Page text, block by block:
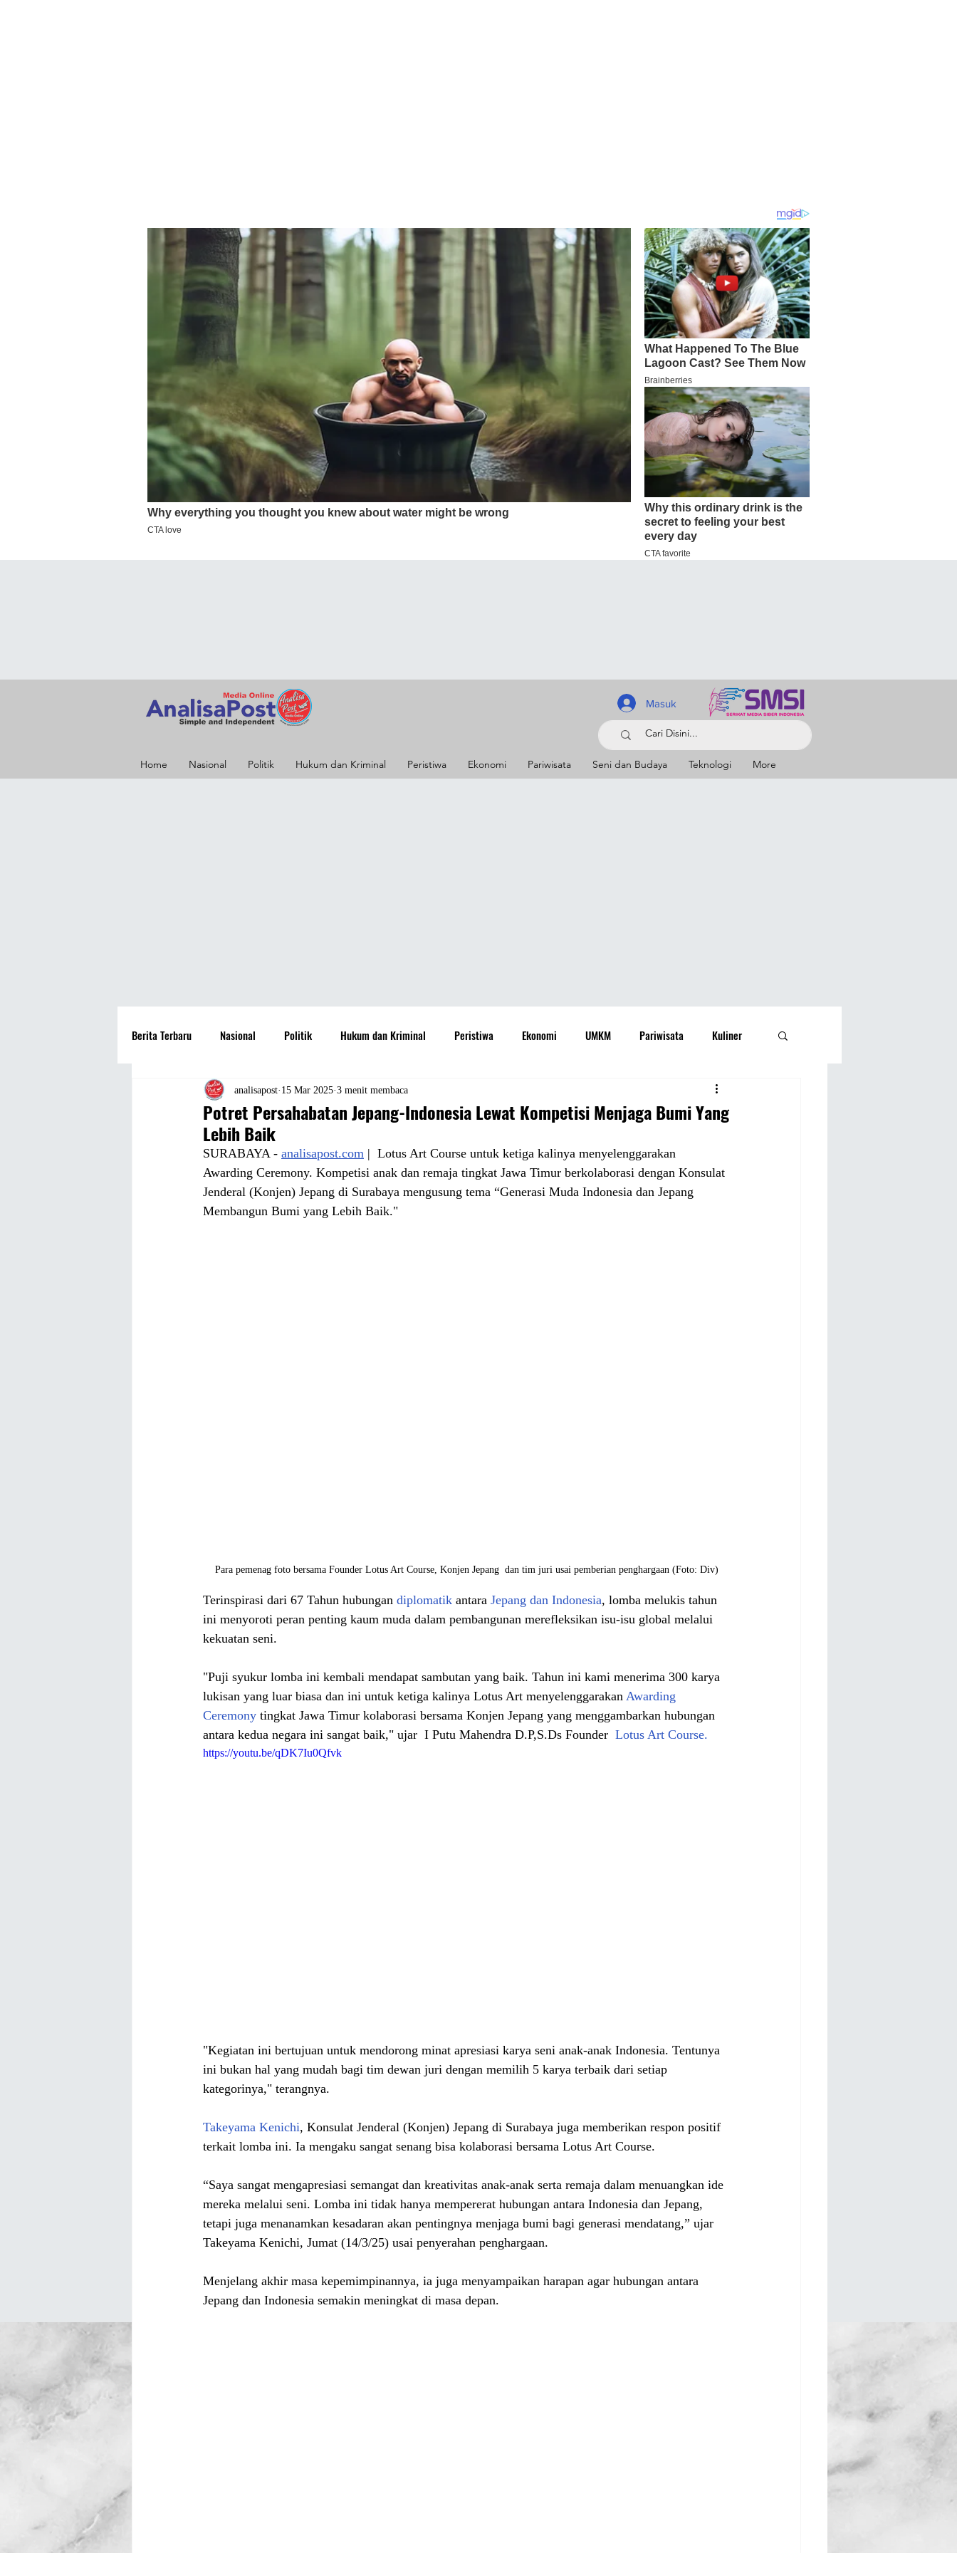
Masuk
Home Nasional Politik Hukum dan Kriminal Peristiwa Ekonomi Pariwisata Seni dan Budaya Teknologi More
Berita Terbaru Nasional Politik Hukum dan Kriminal Peristiwa Ekonomi UMKM Pariwisata Kuliner
Travel Seni dan Budaya Sastra Lifestyle
Film Hiburan Properti Informasi Ramalan Bintang Opini Aspirasi Rakyat
Pendidikan Perguruan Tinggi Sejarah Pemerintah
Potret Persahabatan Jepang-Indonesia Lewat Kompetisi Menjaga Bumi Yang
Lebih Baik
analisapost 15 Mar 2025 3 menit membaca
SURABAYA - analisapost.com |  Lotus Art Course untuk ketiga kalinya menyelenggarakan
Awarding Ceremony. Kompetisi anak dan remaja tingkat Jawa Timur berkolaborasi dengan Konsulat
Jenderal (Konjen) Jepang di Surabaya mengusung tema “Generasi Muda Indonesia dan Jepang
Membangun Bumi yang Lebih Baik."
Para pemenag foto bersama Founder Lotus Art Course, Konjen Jepang  dan tim juri usai pemberian penghargaan (Foto: Div)
Terinspirasi dari 67 Tahun hubungan diplomatik antara Jepang dan Indonesia, lomba melukis tahun
ini menyoroti peran penting kaum muda dalam pembangunan merefleksikan isu-isu global melalui
kekuatan seni.
"Puji syukur lomba ini kembali mendapat sambutan yang baik. Tahun ini kami menerima 300 karya
lukisan yang luar biasa dan ini untuk ketiga kalinya Lotus Art menyelenggarakan Awarding
Ceremony tingkat Jawa Timur kolaborasi bersama Konjen Jepang yang menggambarkan hubungan
antara kedua negara ini sangat baik," ujar I Putu Mahendra D.P,S.Ds Founder Lotus Art Course.
https://youtu.be/qDK7Iu0Qfvk
"Kegiatan ini bertujuan untuk mendorong minat apresiasi karya seni anak-anak Indonesia. Tentunya
ini bukan hal yang mudah bagi tim dewan juri dengan memilih 5 karya terbaik dari setiap
kategorinya," terangnya.
Takeyama Kenichi, Konsulat Jenderal (Konjen) Jepang di Surabaya juga memberikan respon positif
terkait lomba ini. Ia mengaku sangat senang bisa kolaborasi bersama Lotus Art Course.
“Saya sangat mengapresiasi semangat dan kreativitas anak-anak serta remaja dalam menuangkan ide
mereka melalui seni. Lomba ini tidak hanya mempererat hubungan antara Indonesia dan Jepang,
tetapi juga menanamkan kesadaran akan pentingnya menjaga bumi bagi generasi mendatang,” ujar
Takeyama Kenichi, Jumat (14/3/25) usai penyerahan penghargaan.
Menjelang akhir masa kepemimpinannya, ia juga menyampaikan harapan agar hubungan antara
Jepang dan Indonesia semakin meningkat di masa depan.